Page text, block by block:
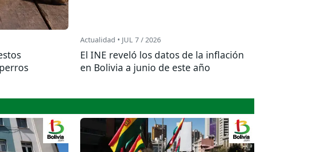
Actualidad • JUL 7 / 2026
El INE reveló los datos de la inflación
en Bolivia a junio de este año